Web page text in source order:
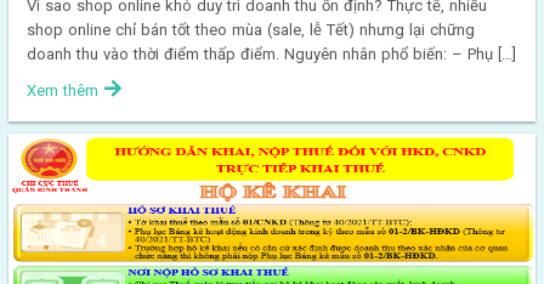
Vì sao shop online khó duy trì doanh thu ổn định? Thực tế, nhiều
shop online chỉ bán tốt theo mùa (sale, lễ Tết) nhưng lại chững
doanh thu vào thời điểm thấp điểm. Nguyên nhân phổ biến: – Phụ […]
Xem thêm